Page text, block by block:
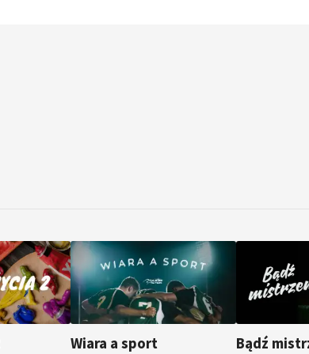
Wiara a sport Bądź